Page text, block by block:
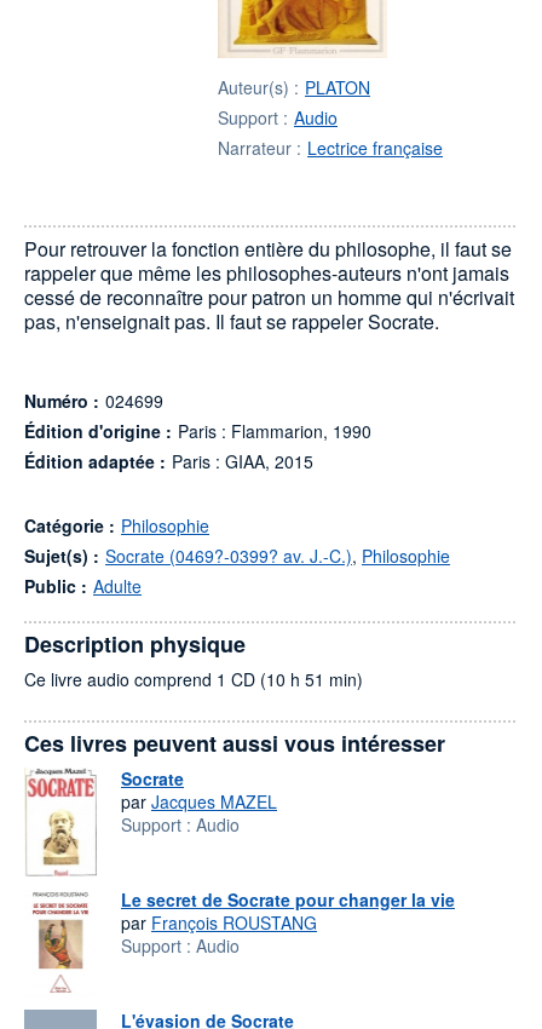
Auteur(s) : PLATON
Support : Audio
Narrateur : Lectrice française
Pour retrouver la fonction entière du philosophe, il faut se
rappeler que même les philosophes-auteurs n'ont jamais
cessé de reconnaître pour patron un homme qui n'écrivait
pas, n'enseignait pas. Il faut se rappeler Socrate.
Numéro : 024699
Édition d'origine : Paris : Flammarion, 1990
Édition adaptée : Paris : GIAA, 2015
Catégorie : Philosophie
Sujet(s) : Socrate (0469?-0399? av. J.-C.), Philosophie
Public : Adulte
Description physique
Ce livre audio comprend 1 CD (10 h 51 min)
Ces livres peuvent aussi vous intéresser
Socrate
par Jacques MAZEL
Support : Audio
Le secret de Socrate pour changer la vie
par François ROUSTANG
Support : Audio
L'évasion de Socrate